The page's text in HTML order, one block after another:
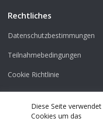
Rechtliches
Datenschutzbestimmungen
Teilnahmebedingungen
Cookie Richtlinie
Lizenzen
Diese Seite verwendet
Cookies um das